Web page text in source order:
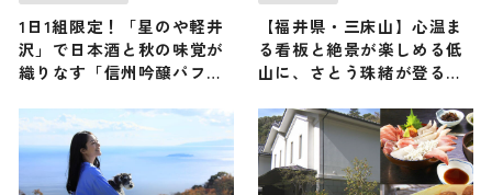
1日1組限定！「星のや軽井
沢」で日本酒と秋の味覚が
織りなす「信州吟醸パフ
楽しむ
【福井県・三床山】心温ま
る看板と絶景が楽しめる低
山に、さとう珠緒が登る！
企画）